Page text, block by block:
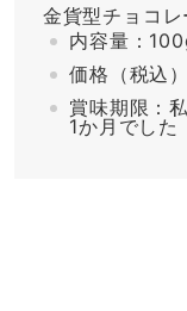
金貨型チョコレ
内容量：
価格（税込
賞味期限：
1か月でした